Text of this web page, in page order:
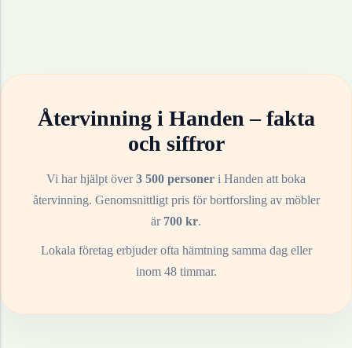
Återvinning i Handen – fakta
och siffror
Vi har hjälpt över3 500 personer i Handen att boka
återvinning. Genomsnittligt pris för bortforsling av möbler
är 700 kr.
Lokala företag erbjuder ofta hämtning samma dag eller
inom 48 timmar.